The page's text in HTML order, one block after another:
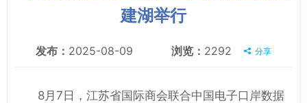
建湖举行
发布： 2025-08-09 浏览： 2292 分享
8月7日，江苏省国际商会联合中国电子口岸数据